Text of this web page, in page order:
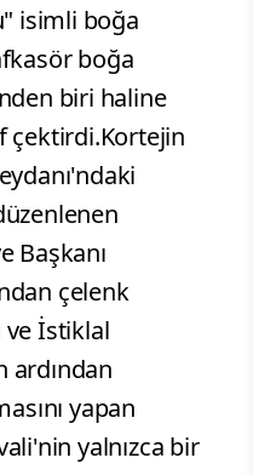
isimli boğa
boğa
biri haline
çektirdi.Kortejin
Başkanı
çelenk
ve İstiklal
ardından
yapan
yalnızca bir